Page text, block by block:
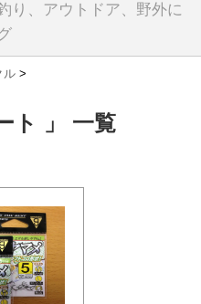
り、アウトドア、野外に
ル >
ト 」 一覧